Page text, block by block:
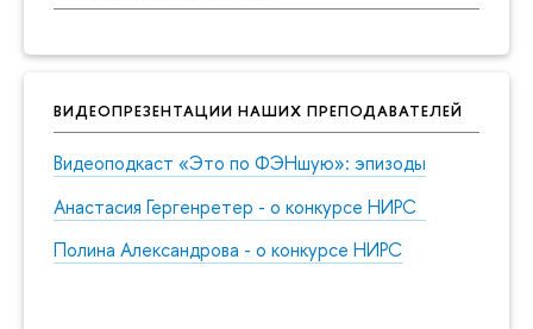
ВИДЕОПРЕЗЕНТАЦИИ НАШИХ ПРЕПОДАВАТЕЛЕЙ
Видеоподкаст «Это по ФЭНшую»: эпизоды
Анастасия Гергенретер - о конкурсе НИРС
Полина Александрова - о конкурсе НИРС